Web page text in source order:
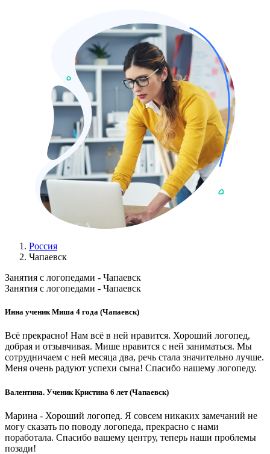
Россия
Чапаевск
Занятия с логопедами - Чапаевск
Занятия с логопедами - Чапаевск
Инна ученик Миша 4 года (Чапаевск)
Всё прекрасно! Нам всё в ней нравится. Хороший логопед,
добрая и отзывчивая. Мише нравится с ней заниматься. Мы
сотрудничаем с ней месяца два, речь стала значительно лучше.
Меня очень радуют успехи сына! Спасибо нашему логопеду.
Валентина. Ученик Кристина 6 лет (Чапаевск)
Марина - Хороший логопед. Я совсем никаких замечаний не
могу сказать по поводу логопеда, прекрасно с нами
поработала. Спасибо вашему центру, теперь наши проблемы
позади!